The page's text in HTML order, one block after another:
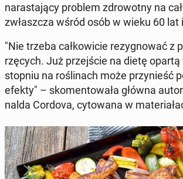
na­ra­sta­ją­cy problem zdro­wot­ny na
zwłasz­cza wśród osób w wieku 60 lat
"Nie trzeba cał­ko­wi­cie re­zy­gno­wać z
rzę­cych. Już przej­ście na dietę
stopniu na ro­śli­nach może przy­nieść
efekty" – sko­men­to­wa­ła główna
nal­da Cordova, cy­to­wa­na w